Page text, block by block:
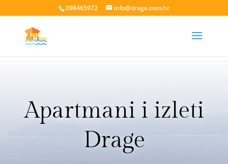
098465972 info@drage.com.hr
Apartmani i izleti
Drage